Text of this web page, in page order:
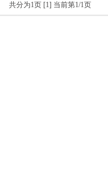
共分为1页 [1] 当前第1/1页